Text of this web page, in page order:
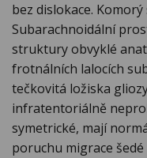
bez dislokace.
Subarachnoidální
struktury obvyklé
frotnálních lalocích
tečkovitá ložiska
infratentoriálně
symetrické, mají
poruchu migrace